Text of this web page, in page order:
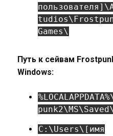
Games\
Путь к сейвам
Windows:
C:\Users\[имя